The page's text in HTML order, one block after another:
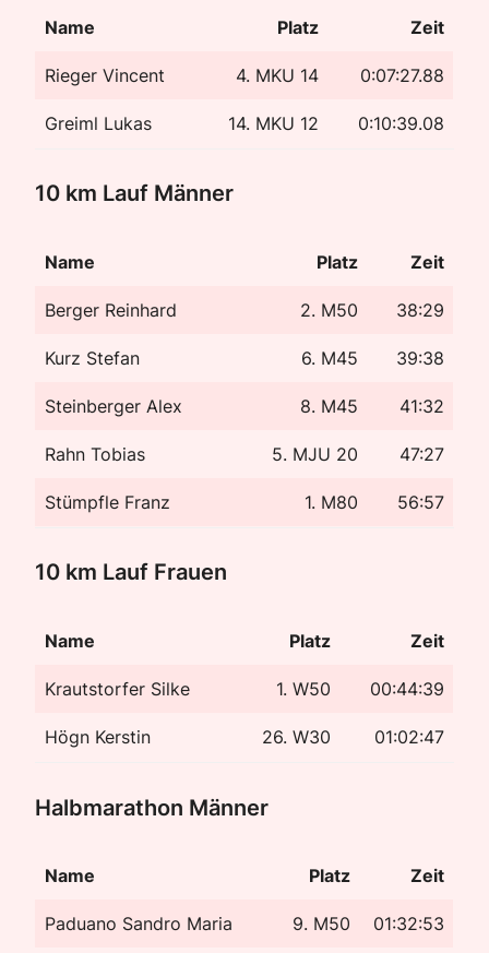
Name Platz Zeit
Rieger Vincent 4. MKU 14 0:07:27.88
Greiml Lukas 14. MKU 12 0:10:39.08
10 km Lauf Männer
Name Platz Zeit
Berger Reinhard 2. M50 38:29
Kurz Stefan 6. M45 39:38
Steinberger Alex 8. M45 41:32
Rahn Tobias 5. MJU 20 47:27
Stümpfle Franz 1. M80 56:57
10 km Lauf Frauen
Name Platz Zeit
Krautstorfer Silke 1. W50 00:44:39
Högn Kerstin 26. W30 01:02:47
Halbmarathon Männer
Name Platz Zeit
Paduano Sandro Maria 9. M50 01:32:53